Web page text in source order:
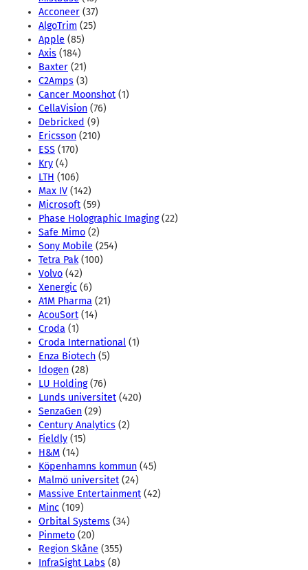
Acconeer (37)
AlgoTrim (25)
Apple (85)
Axis (184)
Baxter (21)
C2Amps (3)
Cancer Moonshot (1)
CellaVision (76)
Debricked (9)
Ericsson (210)
ESS (170)
Kry (4)
LTH (106)
Max IV (142)
Microsoft (59)
Phase Holographic Imaging(22)
Safe Mimo (2)
Sony Mobile (254)
Tetra Pak(100)
Volvo (42)
Xenergic (6)
A1M Pharma (21)
AcouSort (14)
Croda (1)
Croda International (1)
Enza Biotech (5)
Idogen (28)
LU Holding(76)
Lunds universitet (420)
SenzaGen (29)
Century Analytics (2)
Fieldly (15)
H&M (14)
Köpenhamns kommun (45)
Malmö universitet (24)
Massive Entertainment (42)
Minc (109)
Orbital Systems (34)
Pinmeto (20)
Region Skåne (355)
InfraSight Labs (8)